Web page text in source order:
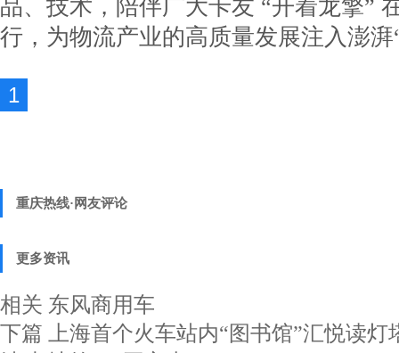
品、技术，陪伴广大卡友 “开着龙擎”
行，为物流产业的高质量发展注入澎湃
1
重庆热线·网友评论
更多资讯
相关 东风商用车
下篇
上海首个火车站内“图书馆”汇悦读